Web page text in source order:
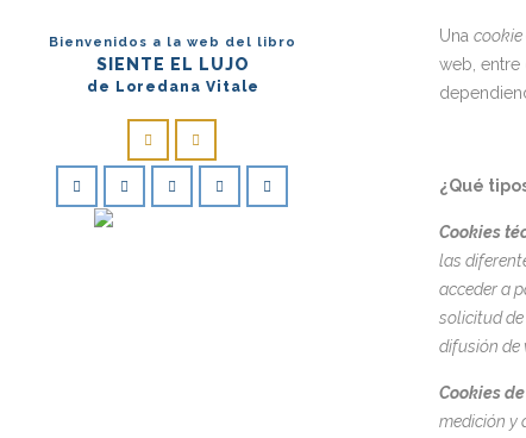
Bienvenidos a la web del libro
SIENTE EL LUJO
de Loredana Vitale
Unacookie
web, entre
¿Qué
Cookies
las
acceder a
solicitud
difusión de
Cookies
medición y